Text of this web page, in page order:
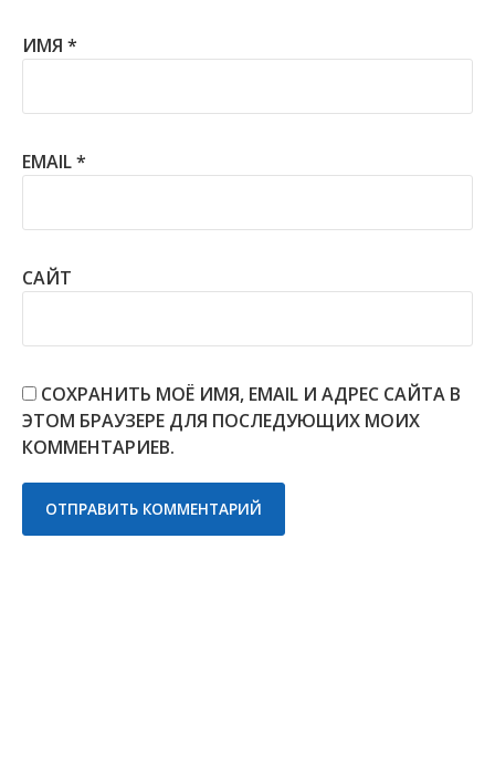
ИМЯ *
EMAIL*
САЙТ
СОХРАНИТЬ МОЁ ИМЯ, EMAIL И АДРЕС САЙТА В
ЭТОМ БРАУЗЕРЕ ДЛЯ ПОСЛЕДУЮЩИХ МОИХ
КОММЕНТАРИЕВ.